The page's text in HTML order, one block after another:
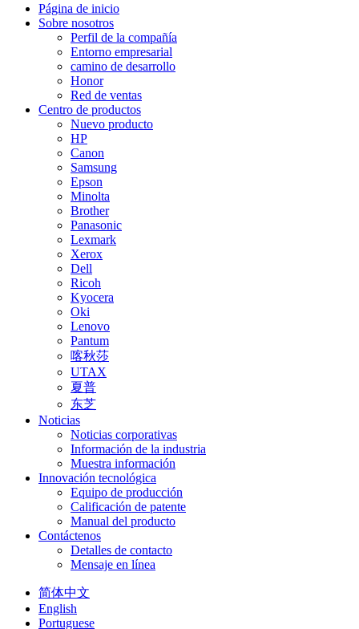
Página de inicio
Sobre nosotros
Perfil de la compañía
Entorno empresarial
camino de desarrollo
Honor
Red de ventas
Centro de productos
Nuevo producto
HP
Canon
Samsung
Epson
Minolta
Brother
Panasonic
Lexmark
Xerox
Dell
Ricoh
Kyocera
Oki
Lenovo
Pantum
喀秋莎
UTAX
夏普
东芝
Noticias
Noticias corporativas
Información de la industria
Muestra información
Innovación tecnológica
Equipo de producción
Calificación de patente
Manual del producto
Contáctenos
Detalles de contacto
Mensaje en línea
简体中文
English
Portuguese